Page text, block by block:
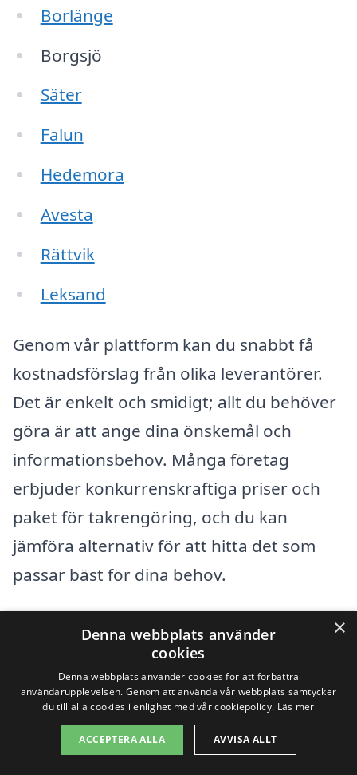
Borlänge
Borgsjö
Säter
Falun
Hedemora
Avesta
Rättvik
Leksand
Genom vår plattform kan du snabbt få
kostnadsförslag från olika leverantörer.
Det är enkelt och smidigt; allt du behöver
göra är att ange dina önskemål och
informationsbehov. Många företag
erbjuder konkurrenskraftiga priser och
paket för takrengöring, och du kan
jämföra alternativ för att hitta det som
passar bäst för dina behov.
Här är några fördelar med att använda en
professionell takrengöringstjänst:
Expertis: Professionella har erfarenhet
och rätt utrustning för att utföra
×
Denna webbplats använder
cookies
Denna webbplats använder cookies för att förbättra
användarupplevelsen. Genom att använda vår webbplats samtycker
du till alla cookies i enlighet med vår cookiepolicy. Läs mer
ACCEPTERA ALLA AVVISA ALLT